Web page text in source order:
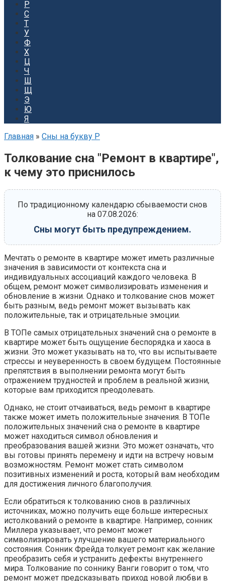
Р
С
Т
У
Ф
Х
Ц
Ч
Ш
Щ
Э
Ю
Я
Главная » Сны на букву Р
Толкование сна "Ремонт в квартире",
к чему это приснилось
По традиционному календарю сбываемости снов
на 07.08.2026:
Сны могут быть предупреждением.
Мечтать о ремонте в квартире может иметь различные
значения в зависимости от контекста сна и
индивидуальных ассоциаций каждого человека. В
общем, ремонт может символизировать изменения и
обновление в жизни. Однако и толкование снов может
быть разным, ведь ремонт может вызывать как
положительные, так и отрицательные эмоции.
В ТОПе самых отрицательных значений сна о ремонте в
квартире может быть ощущение беспорядка и хаоса в
жизни. Это может указывать на то, что вы испытываете
стрессы и неуверенность в своем будущем. Постоянные
препятствия в выполнении ремонта могут быть
отражением трудностей и проблем в реальной жизни,
которые вам приходится преодолевать.
Однако, не стоит отчаиваться, ведь ремонт в квартире
также может иметь положительные значения. В ТОПе
положительных значений сна о ремонте в квартире
может находиться символ обновления и
преобразования вашей жизни. Это может означать, что
вы готовы принять перемену и идти на встречу новым
возможностям. Ремонт может стать символом
позитивных изменений и роста, который вам необходим
для достижения личного благополучия.
Если обратиться к толкованию снов в различных
источниках, можно получить еще больше интересных
истолкований о ремонте в квартире. Например, сонник
Миллера указывает, что ремонт может
символизировать улучшение вашего материального
состояния. Сонник Фрейда толкует ремонт как желание
преобразить себя и устранить дефекты внутреннего
мира. Толкование по соннику Ванги говорит о том, что
ремонт может предсказывать приход новой любви в